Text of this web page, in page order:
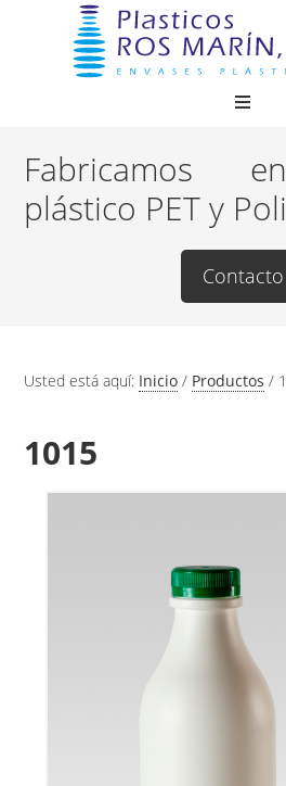
Fabricamos
plástico PET y
Contacto
Usted está aquí: Inicio / Productos /
1015